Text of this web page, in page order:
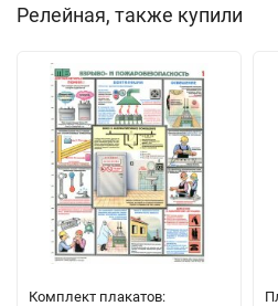
Релейная, также купили
Комплект плакатов: